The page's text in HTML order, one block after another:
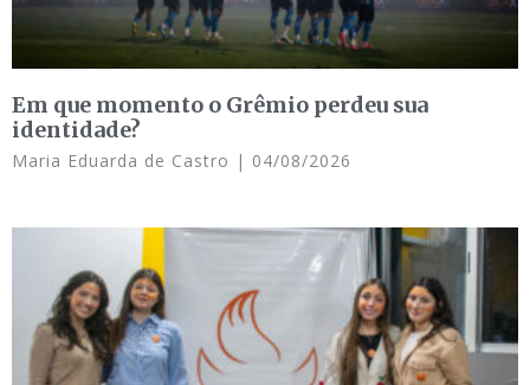
Em que momento o Grêmio perdeu sua
identidade?
Maria Eduarda de Castro 04/08/2026